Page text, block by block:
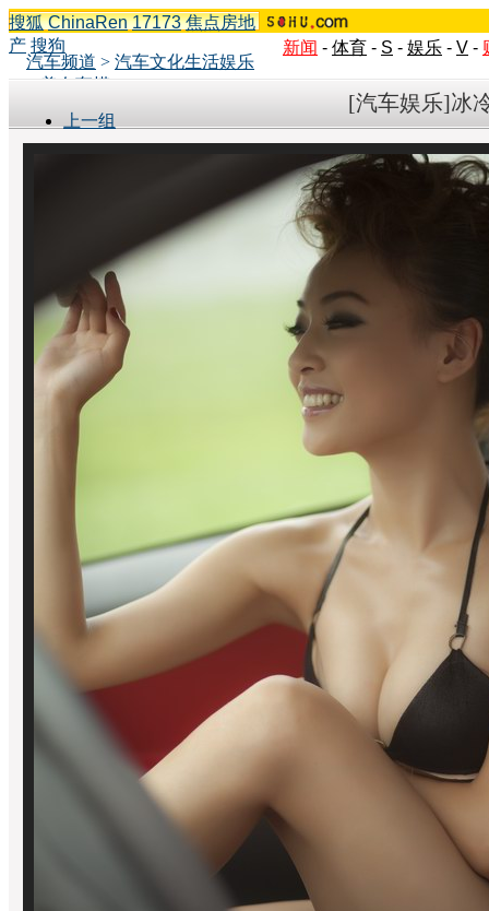
搜狐 ChinaRen 17173 焦点房地
产 搜狗 新闻 - 体育 - S - 娱乐 - V -
汽车频道 > 汽车文化生活娱乐
美女车模
[汽车娱乐]冰
上一组